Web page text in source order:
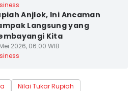
Anjlok, Ini Ancaman
Langsung yang
Kita
2026, 06:00 WIB
Nilai Tukar Rupiah